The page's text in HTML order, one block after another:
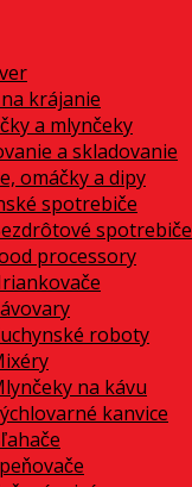
krájanie
a mlynčeky
a skladovanie
omáčky a dipy
spotrebiče
spotrebiče
processory
roboty
na kávu
kanvice